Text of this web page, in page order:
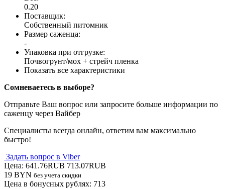
0.20
Поставщик:
Собственный питомник
Размер саженца:
-
Упаковка при отгрузке:
Почвогрунт/мох + стрейч пленка
Показать все характеристики
Сомневаетесь в выборе?
Отправьте Ваш вопрос или запросите больше информации по
саженцу через Вайбер
Специалисты всегда онлайн, ответим вам максимально
быстро!
Задать вопрос в Viber
Цена: 641.76RUB 713.07RUB
19 BYN без учета скидки
Цена в бонусных рублях: 713